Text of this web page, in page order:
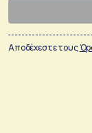
Αποδέχεστε τους